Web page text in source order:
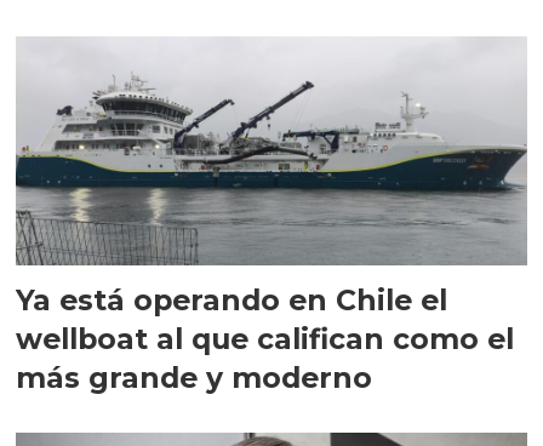
Ya está operando en Chile el
wellboat al que califican como el
más grande y moderno